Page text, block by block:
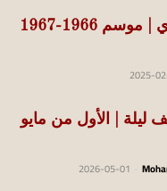
سجل الثنائيات في الدوري المصري | موسم 1966-1967
2025-
ليلة | الأول من مايو
2026-05-01